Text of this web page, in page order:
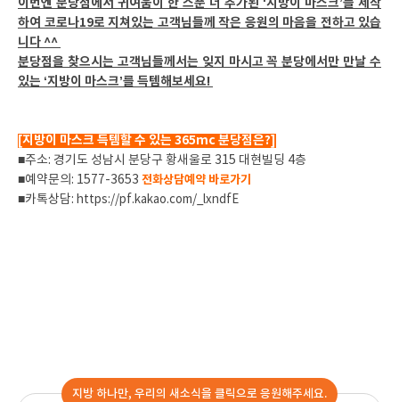
이번엔 분당점에서 귀여움이 한 스푼 더 추가된 ‘지방이 마스크’를 제작
하여 코로나19로 지쳐있는 고객님들께 작은 응원의 마음을 전하고 있습
니다 ^^
분당점을 찾으시는 고객님들께서는 잊지 마시고 꼭 분당에서만 만날 수
있는 ‘지방이 마스크’를 득템해보세요!
[지방이 마스크 득템할 수 있는 365mc 분당점은?]
■주소: 경기도 성남시 분당구 황새울로 315 대현빌딩 4층
■예약문의: 1577-3653 전화상담예약 바로가기
■카톡상담: https://pf.kakao.com/_lxndfE
지방 하나만, 우리의 새소식을 클릭으로 응원해주세요.